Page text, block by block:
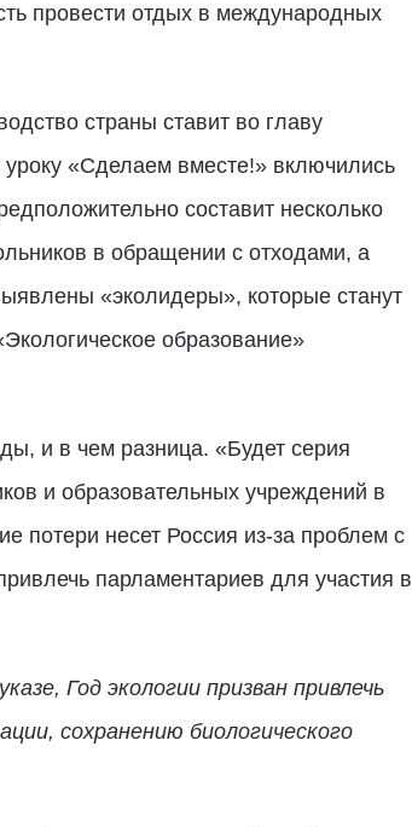
провести отдых в международных
страны ставит во главу
уроку «Сделаем вместе!» включились
составит несколько
в обращении с отходами, а
«эколидеры», которые станут
образование»
и в чем разница. «Будет серия
и образовательных учреждений в
потери несет Россия из-за проблем с
парламентариев для участия в
Год экологии призван привлечь
сохранению биологического